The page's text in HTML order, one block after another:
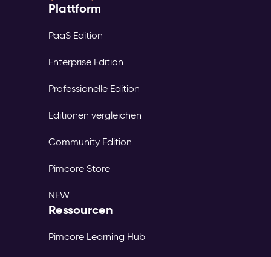
Plattform
PaaS Edition
Enterprise Edition
Professionelle Edition
Editionen vergleichen
Community Edition
Pimcore Store
NEW
Ressourcen
Pimcore Learning Hub